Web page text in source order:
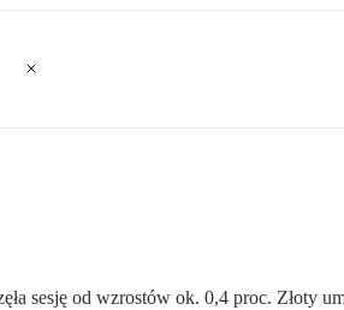
sesję od wzrostów ok. 0,4 proc. Złoty